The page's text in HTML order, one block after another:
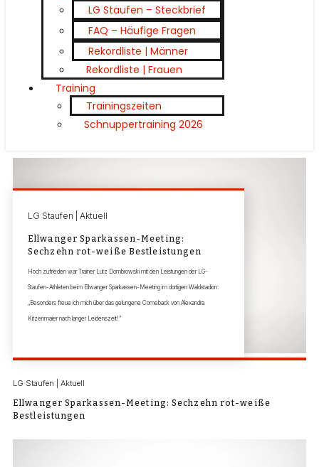
LG Staufen – Steckbrief
FAQ – Häufige Fragen
Rekordliste | Männer
Rekordliste | Frauen
Training
Trainingszeiten
Schnuppertraining 2026
LG Staufen | Aktuell
Ellwanger Sparkassen-Meeting:
Sechzehn rot-weiße Bestleistungen
Hoch zufrieden war Trainer Lutz Dombrowski mit den Leistungen der LG-
Staufen-Athleten beim Ellwanger Sparkassen-Meeting im dortigen Waldstadion:
„Besonders freue ich mich über das gelungene Comeback von Alexandra
Kitzenmaier nach langer Leidenszeit!“
LG Staufen | Aktuell
Ellwanger Sparkassen-Meeting: Sechzehn rot-weiße
Bestleistungen